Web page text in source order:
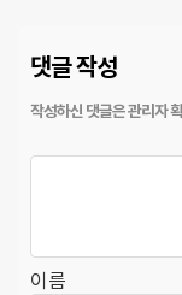
댓글 작성
이름